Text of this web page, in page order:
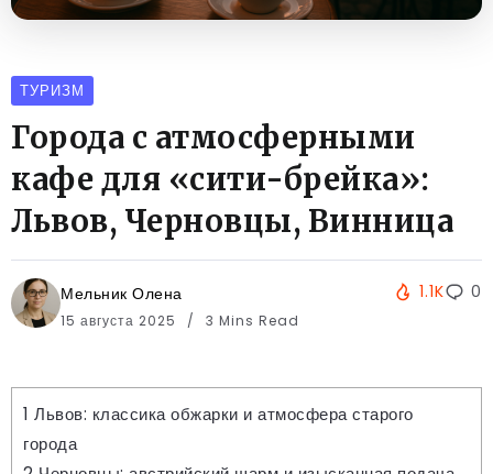
ТУРИЗМ
Города с атмосферными
кафе для «сити-брейка»:
Львов, Черновцы, Винница
Мельник Олена
15 августа 2025 3 Mins Read
1.1K 0
1 Львов: классика обжарки и атмосфера старого
города